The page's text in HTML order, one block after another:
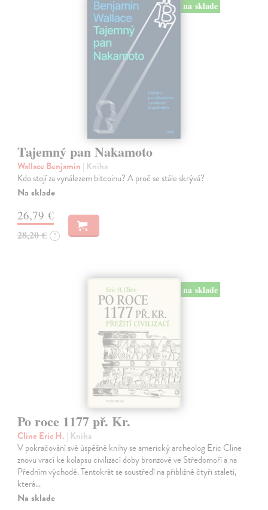
na sklade
Tajemný pan Nakamoto
Wallace Benjamin | Kniha
Kdo stojí za vynálezem bitcoinu? A proč se stále skrývá?
Na sklade
26,79 €
28,20 € ?
na sklade
Po roce 1177 př. Kr.
Cline Eric H. | Kniha
V pokračování své úspěšné knihy se americký archeolog Eric Cline
znovu vrací ke kolapsu civilizací doby bronzové ve Středomoří a na
Předním východě. Tentokrát se soustředí na přibližně čtyři staletí,
která…
Na sklade